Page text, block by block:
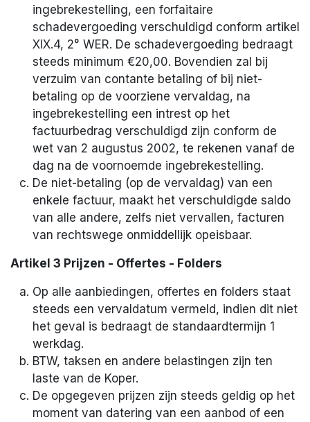
ingebrekestelling, een forfaitaire
schadevergoeding verschuldigd conform artikel
XIX.4, 2° WER. De schadevergoeding bedraagt
steeds minimum €20,00. Bovendien zal bij
verzuim van contante betaling of bij niet-
betaling op de voorziene vervaldag, na
ingebrekestelling een intrest op het
factuurbedrag verschuldigd zijn conform de
wet van 2 augustus 2002, te rekenen vanaf de
dag na de voornoemde ingebrekestelling.
De niet-betaling (op de vervaldag) van een
enkele factuur, maakt het verschuldigde saldo
van alle andere, zelfs niet vervallen, facturen
van rechtswege onmiddellijk opeisbaar.
Artikel 3 Prijzen - Offertes - Folders
Op alle aanbiedingen, offertes en folders staat
steeds een vervaldatum vermeld, indien dit niet
het geval is bedraagt de standaardtermijn 1
werkdag.
BTW, taksen en andere belastingen zijn ten
laste van de Koper.
De opgegeven prijzen zijn steeds geldig op het
moment van datering van een aanbod of een